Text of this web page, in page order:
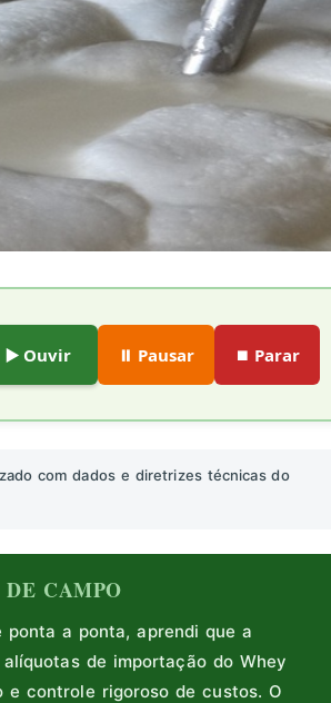
▶️ Ouvir ⏸️ Pausar ⏹️ Parar
com dados e diretrizes técnicas do
CAMPO
ponta a ponta, aprendi que a
de importação do Whey
e controle rigoroso de custos. O